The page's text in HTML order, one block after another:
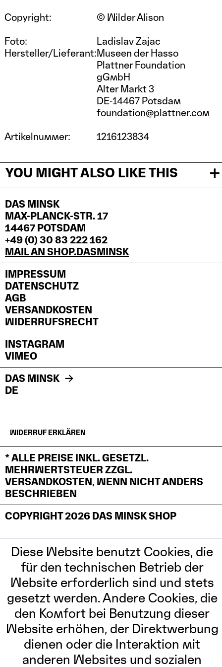
Copyright:
© Wilder Alison
Foto:
Ladislav Zajac
Hersteller/Lieferant:Museen der Hasso
Plattner Foundation
gGmbH
Alter Markt 3
DE-14467 Potsdam
foundation@plattner.com
Artikelnummer:
1216123834
YOU MIGHT ALSO LIKE THIS
DAS MINSK
MAX-PLANCK-STR. 17
14467 POTSDAM
+49 (0) 30 83 222 162
MAIL AN SHOP.DASMINSK
IMPRESSUM
DATENSCHUTZ
AGB
VERSANDKOSTEN
WIDERRUFSRECHT
INSTAGRAM
VIMEO
DAS MINSK
DE
WIDERRUF ERKLÄREN
* ALLE PREISE INKL. GESETZL.
MEHRWERTSTEUER ZZGL.
VERSANDKOSTEN, WENN NICHT ANDERS
BESCHRIEBEN
COPYRIGHT 2026 DAS MINSK SHOP
Diese Website benutzt Cookies, die
für den technischen Betrieb der
Website erforderlich sind und stets
gesetzt werden. Andere Cookies, die
den Komfort bei Benutzung dieser
Website erhöhen, der Direktwerbung
dienen oder die Interaktion mit
anderen Websites und sozialen